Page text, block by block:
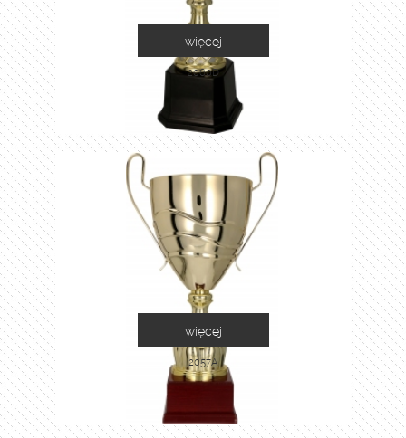
2060D
więcej
2057A
więcej